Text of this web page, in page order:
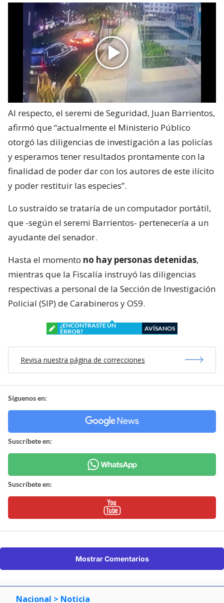
Al respecto, el seremi de Seguridad, Juan Barrientos,
afirmó que “actualmente el Ministerio Público
otorgó las diligencias de investigación a las policías
y esperamos tener resultados prontamente con la
finalidad de poder dar con los autores de este ilícito
y poder restituir las especies”.
Lo sustraído se trataría de un computador portátil,
que -según el seremi Barrientos- pertenecería a un
ayudante del senador.
Hasta el momento no hay personas detenidas,
mientras que la Fiscalía instruyó las diligencias
respectivas a personal de la Sección de Investigación
Policial (SIP) de Carabineros y OS9.
¿ENCONTRASTE UN
ERROR?
AVÍSANOS
Revisa nuestra página de correcciones
Síguenos en:
Suscríbete en:
Suscríbete en:
Mostrar Comentarios
Nacional > Noticia